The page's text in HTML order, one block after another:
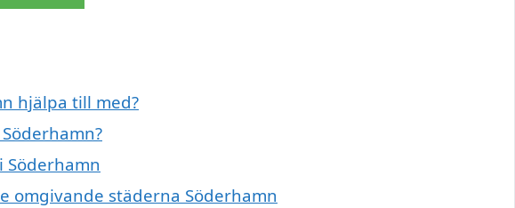
hjälpa till med?
omgivande städerna Söderhamn